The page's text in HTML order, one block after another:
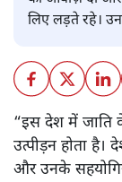
लिए लड़ते रहे।
“इस देश में जाति
उत्पीड़न होता
और उनके